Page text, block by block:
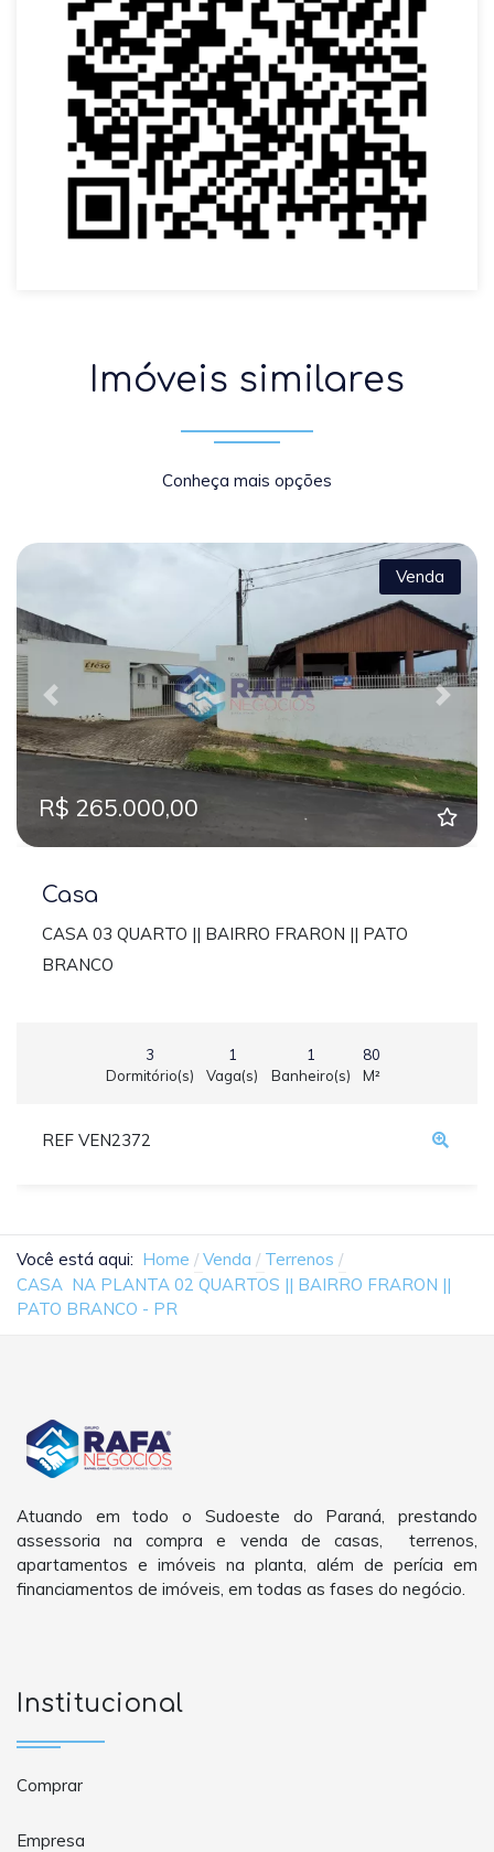
Imóveis similares
Conheça mais opções
Previous Next
Venda
R$ 265.000,00
Casa
CASA 03 QUARTO || BAIRRO FRARON || PATO
BRANCO
3
Dormitório(s)
1
Vaga(s)
1
Banheiro(s)
80
M²
REF VEN2372
Você está aqui: Home Venda
Terrenos
CASA NA PLANTA 02 QUARTOS || BAIRRO FRARON ||
PATO BRANCO - PR
Atuando em todo o Sudoeste do Paraná, prestando
assessoria na compra e venda de casas, terrenos,
apartamentos e imóveis na planta, além de perícia em
financiamentos de imóveis, em todas as fases do negócio.
Institucional
Comprar
Empresa